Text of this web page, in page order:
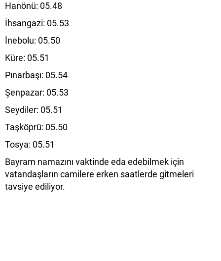
Hanönü: 05.48
İhsangazi: 05.53
İnebolu: 05.50
Küre: 05.51
Pınarbaşı: 05.54
Şenpazar: 05.53
Seydiler: 05.51
Taşköprü: 05.50
Tosya: 05.51
Bayram namazını vaktinde eda edebilmek için
vatandaşların camilere erken saatlerde gitmeleri
tavsiye ediliyor.